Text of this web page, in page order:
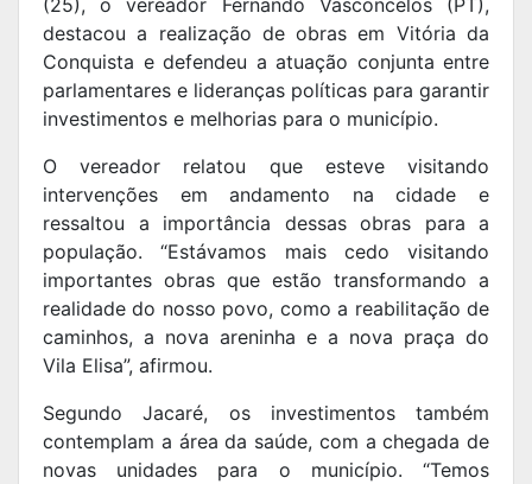
(25), o vereador Fernando Vasconcelos (PT),
destacou a realização de obras em Vitória da
Conquista e defendeu a atuação conjunta entre
parlamentares e lideranças políticas para garantir
investimentos e melhorias para o município.
O vereador relatou que esteve visitando
intervenções em andamento na cidade e
ressaltou a importância dessas obras para a
população. “Estávamos mais cedo visitando
importantes obras que estão transformando a
realidade do nosso povo, como a reabilitação de
caminhos, a nova areninha e a nova praça do
Vila Elisa”, afirmou.
Segundo Jacaré, os investimentos também
contemplam a área da saúde, com a chegada de
novas unidades para o município. “Temos